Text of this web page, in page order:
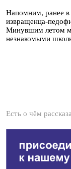
Напомним, ранее в
извращенца-
Минувшим летом
незнакомыми
Есть о чём